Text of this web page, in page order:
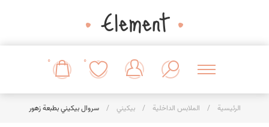
0
0
الرئيسية / الملابس الداخلية / بيكيني / سروال بيكيني بطبعة زهور